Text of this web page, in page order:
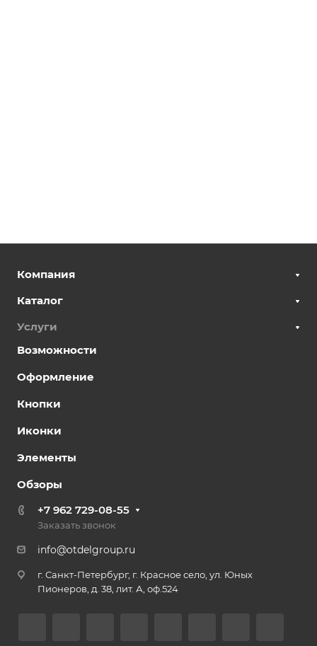
Компания
Каталог
Услуги
Возможности
Оформление
Кнопки
Иконки
Элементы
Обзоры
+7 962 729-08-55
Заказать звонок
info@otdelgroup.ru
г. Санкт-Петербург, г. Красное село, ул. Юных
Пионеров, д. 38, лит. А, оф.524